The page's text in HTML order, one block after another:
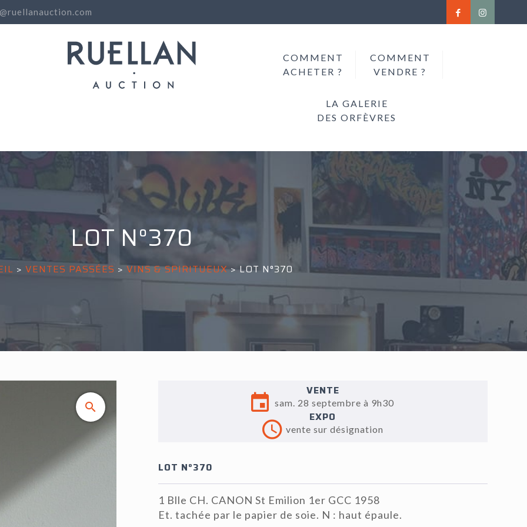
COMMENT
ACHETER ?
COMMENT
VENDRE ?
LA GALERIE
DES ORFÈVRES
LOT N°370
> VENTES PASSÉES >VINS & SPIRITUEUX>LOT N°370
VENTE
sam. 28 septembre à 9h30
EXPO
vente sur désignation
LOT N°370
1 Blle CH. CANON St Emilion 1er GCC 1958
Et. tachée par le papier de soie. N : haut épaule.